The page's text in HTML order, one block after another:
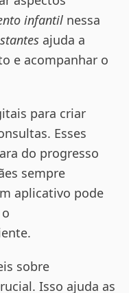
infantil nessa
ajuda a
e acompanhar o
para criar
Esses
do progresso
sempre
aplicativo pode
sobre
Isso ajuda as